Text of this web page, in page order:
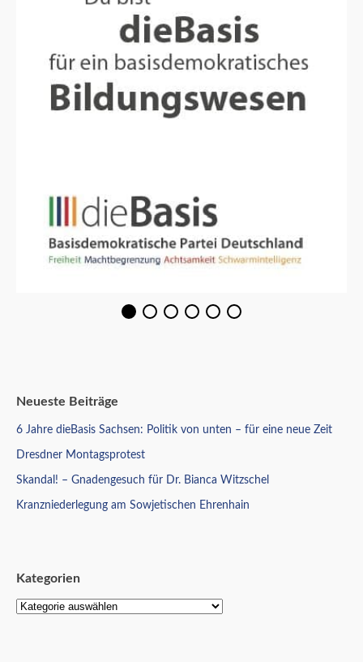
Neueste Beiträge
6 Jahre dieBasis Sachsen: Politik von unten – für eine neue Zeit
Dresdner Montagsprotest
Skandal! – Gnadengesuch für Dr. Bianca Witzschel
Kranzniederlegung am Sowjetischen Ehrenhain
Kategorien